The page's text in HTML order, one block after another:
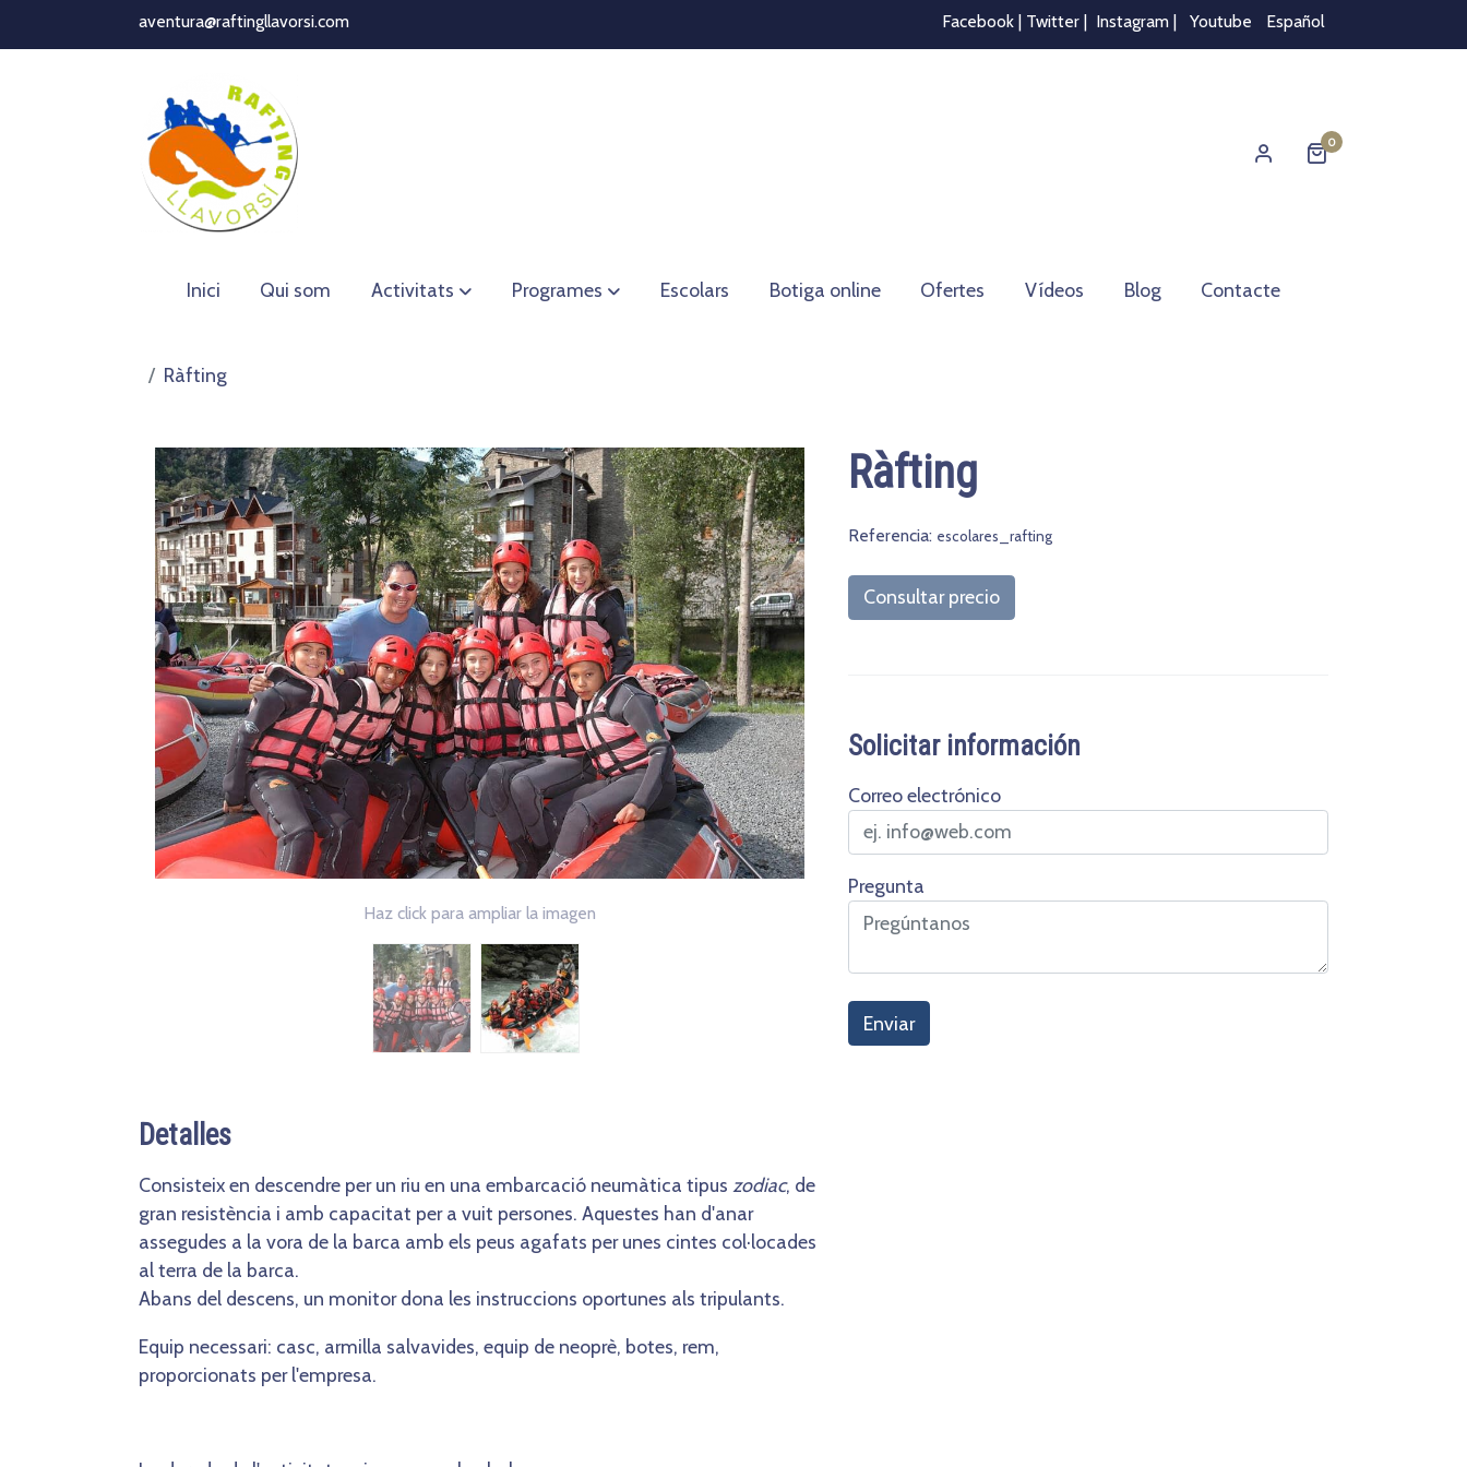
aventura@raftingllavorsi.com Facebook | Twitter Instagram Youtube Español
0
Inici Qui som Activitats Programes Escolars Botiga online Ofertes Vídeos Blog Contacte
Ràfting
Haz click para ampliar la imagen
Detalles
Consisteix en descendre per un riu en una embarcació neumàtica tipus zodiac, de
gran resistència i amb capacitat per a vuit persones. Aquestes han d'anar
assegudes a la vora de la barca amb els peus agafats per unes cintes col·locades
al terra de la barca.
Abans del descens, un monitor dona les instruccions oportunes als tripulants.
Equip necessari: casc, armilla salvavides, equip de neoprè, botes, rem,
proporcionats per l'empresa.
Ràfting
Referencia: escolares_rafting
Consultar precio
Solicitar información
Correo electrónico
Pregunta
Enviar